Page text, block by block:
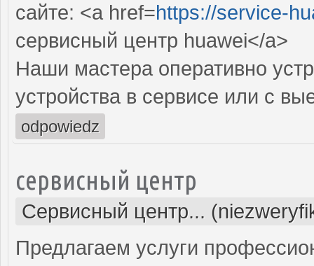
сайте: <a href=https://service-
сервисный центр huawei</a>
Наши мастера оперативно
устройства в сервисе или с
odpowiedz
сервисный центр
Сервисный центр...
Предлагаем услуги